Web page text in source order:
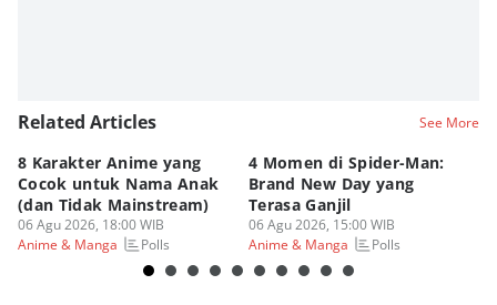
Related Articles See More
8 Karakter Anime yang
Cocok untuk Nama Anak
(dan Tidak Mainstream)
06 Agu 2026, 18:00 WIB
Anime & Manga
Polls
4 Momen di Spider-Man:
Brand New Day yang
Terasa Ganjil
06 Agu 2026, 15:00 WIB
Anime & Manga
Polls